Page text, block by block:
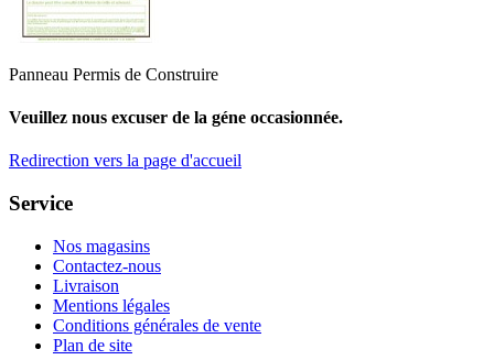
Panneau Permis de Construire
Veuillez nous excuser de la géne occasionnée.
Redirection vers la page d'accueil
Service
Nos magasins
Contactez-nous
Livraison
Mentions légales
Conditions générales de vente
Plan de site